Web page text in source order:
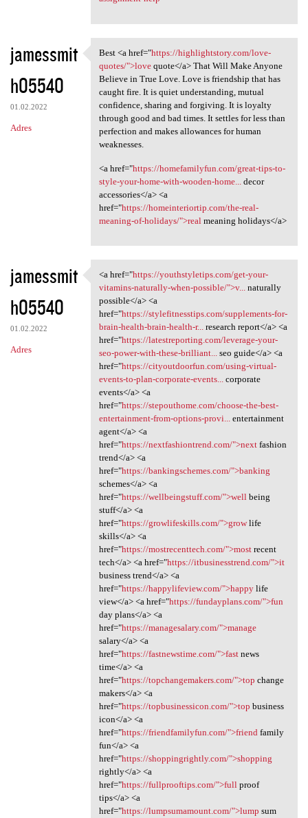
jamessmit
h05540
01.02.2022
Adres
Best <a href="https:/
Best <a href="https://highlightstory.com/love-
quotes/">lovequote</a> That Will Make Anyone
Believe in True Love. Love is friendship that has
caught fire. It is quiet understanding, mutual
confidence, sharing and forgiving. It is loyalty
through good and bad times. It settles for less than
perfection and makes allowances for human
weaknesses.
<a href="https://homefamilyfun.com/great-tips-to-
style-your-home-with-wooden-home...
decor
accessories</a> <a
href="https://homeinteriortip.com/the-real-
meaning-of-holidays/">real meaning holidays</a>
jamessmit
h05540
01.02.2022
Adres
<a href="https:/
<a href="https://youthstyletips.com/get-your-
vitamins-naturally-when-possible/">v...naturally
possible</a> <a
href="https://stylefitnesstips.com/supplements-for-
brain-health-brain-health-r...research report</a> <a
href="https://latestreporting.com/leverage-your-
seo-power-with-these-brilliant...seo guide</a> <a
href="https://cityoutdoorfun.com/using-virtual-
events-to-plan-corporate-events...corporate
events</a> <a
href="https://stepouthome.com/choose-the-best-
entertainment-from-options-provi...entertainment
agent</a> <a
href="https://nextfashiontrend.com/">nextfashion
trend</a> <a
href="https://bankingschemes.com/">banking
schemes</a> <a
href="https://wellbeingstuff.com/">wellbeing
stuff</a> <a
href="https://growlifeskills.com/">growlife
skills</a> <a
href="https://mostrecenttech.com/">mostrecent
tech</a> <a href="https://itbusinesstrend.com/">it
business trend</a> <a
href="https://happylifeview.com/">happylife
view</a> <a href="https://fundayplans.com/">fun
day plans</a> <a
href="https://managesalary.com/">manage
salary</a> <a
href="https://fastnewstime.com/">fastnews
time</a> <a
href="https://topchangemakers.com/">top change
makers</a> <a
href="https://topbusinessicon.com/">top business
icon</a> <a
href="https://friendfamilyfun.com/">friendfamily
fun</a> <a
href="https://shoppingrightly.com/">shopping
rightly</a> <a
href="https://fullprooftips.com/">fullproof
tips</a> <a
href="https://lumpsumamount.com/">lump sum